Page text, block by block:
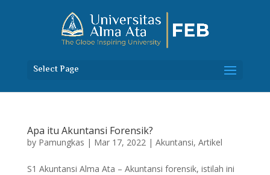
Select Page
Apa itu Akuntansi Forensik?
by Pamungkas | Mar 17, 2022| Akuntansi, Artikel
S1 Akuntansi Alma Ata – Akuntansi forensik, istilah ini